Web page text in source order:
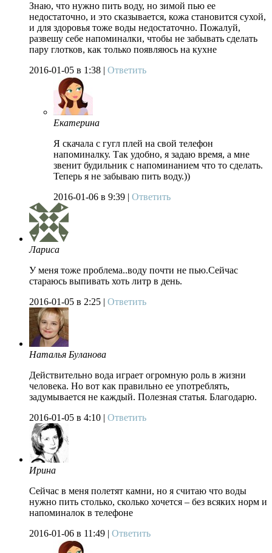
Знаю, что нужно пить воду, но зимой пью ее
недостаточно, и это сказывается, кожа становится сухой,
и для здоровья тоже воды недостаточно. Пожалуй,
развешу себе напоминалки, чтобы не забывать сделать
пару глотков, как только появляюсь на кухне
2016-01-05 в 1:38 | Ответить
Екатерина
Я скачала с гугл плей на свой телефон
напоминалку. Так удобно, я задаю время, а мне
звенит будильник с напоминанием что то сделать.
Теперь я не забываю пить воду.))
2016-01-06 в 9:39 | Ответить
Лариса
У меня тоже проблема..воду почти не пью.Сейчас
стараюсь выпивать хоть литр в день.
2016-01-05 в 2:25 | Ответить
Наталья Буланова
Действительно вода играет огромную роль в жизни
человека. Но вот как правильно ее употреблять,
задумывается не каждый. Полезная статья. Благодарю.
2016-01-05 в 4:10 | Ответить
Ирина
Сейчас в меня полетят камни, но я считаю что воды
нужно пить столько, сколько хочется – без всяких норм и
напоминалок в телефоне
2016-01-06 в 11:49 | Ответить